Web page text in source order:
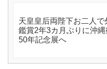
天皇皇后両陛下お二人で
鑑賞2年3カ月ぶりに沖縄
50年記念展へ